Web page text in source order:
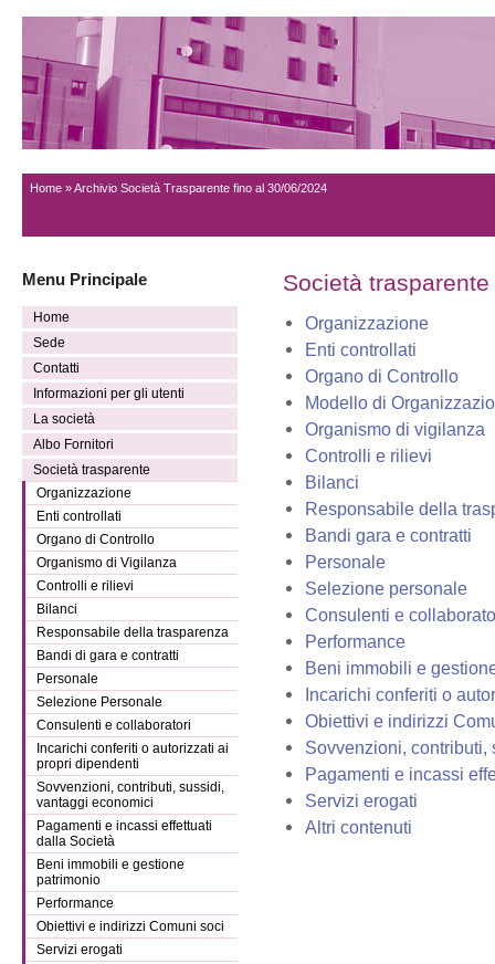
Home » Archivio Società Trasparente fino al 30/06/2024
Menu Principale
Home
Sede
Contatti
Informazioni per gli utenti
La società
Albo Fornitori
Società trasparente
Organizzazione
Enti controllati
Organo di Controllo
Organismo di Vigilanza
Controlli e rilievi
Bilanci
Responsabile della trasparenza
Bandi di gara e contratti
Personale
Selezione Personale
Consulenti e collaboratori
Incarichi conferiti o autorizzati ai
propri dipendenti
Sovvenzioni, contributi, sussidi,
vantaggi economici
Pagamenti e incassi effettuati
dalla Società
Beni immobili e gestione
patrimonio
Performance
Obiettivi e indirizzi Comuni soci
Servizi erogati
Società trasparente
Organizzazione
Enti controllati
Organo di Controllo
Modello di
Organismo di vigilanza
Controlli e rilievi
Bilanci
Responsabile della
Bandi gara e contratti
Personale
Selezione personale
Consulenti e
Performance
Beni immobili e
Incarichi conferiti o
Obiettivi e indirizzi
Sovvenzioni,
Pagamenti e incassi
Servizi erogati
Altri contenuti